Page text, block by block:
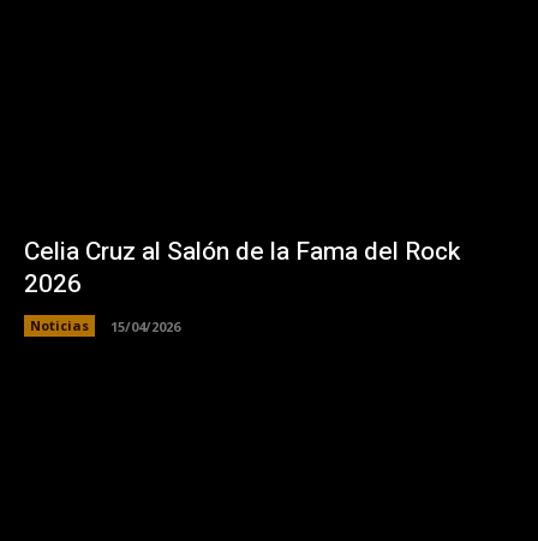
Celia Cruz al Salón de la Fama del Rock
2026
Noticias 15/04/2026